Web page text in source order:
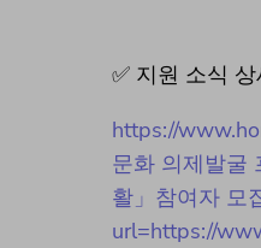
✅ 지원 소식
https://
문화 의제발굴
활」참여자 모
url=https://